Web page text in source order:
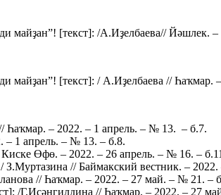
майҙан”! [текст]: /А.Иҙелбаева// Йәшлек.
майҙан”! [текст]: / А.Иҙелбаева // Һаҡмар.
Һаҡмар. – 2022. – 1 апрель. – № 13. – б.7.
– 1 апрель. – № 13. – б.8.
Өфө. – 2022. – 26 апрель. – № 16. –
// Баймакский вестник. –
// Һаҡмар. – 2022. – 27 май. – № 21. –
/Г.Иҫәнгилдина // Һаҡмар. – 2022. – 27